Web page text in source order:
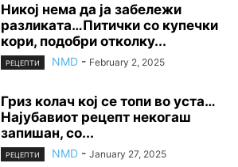
Никој нема да ја забележи
разликата…Питички со купечки
кори, подобри отколку...
РЕЦЕПТИ NMD - February 2, 2025
Гриз колач кој се топи во уста…
Најубавиот рецепт некогаш
запишан, со...
РЕЦЕПТИ NMD - January 27, 2025